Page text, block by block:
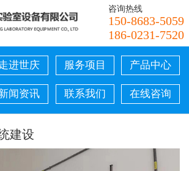
咨询热线
150-8683-5059
186-0231-7520
进世庆 服务项目 产品中心
闻资讯 联系我们 在线咨询
建设